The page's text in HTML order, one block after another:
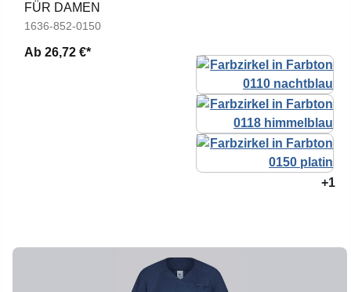
FÜR DAMEN
1636-852-0150
Ab 26,72 €*
+1